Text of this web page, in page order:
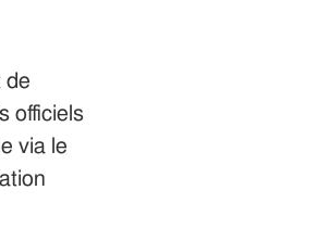
de
officiels
via le